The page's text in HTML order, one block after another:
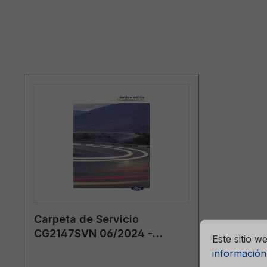
Carpeta de Servicio
CG2147SVN 06/2024 -
Ajustes
la mejor experiencia posible.
Más información...
Este sitio